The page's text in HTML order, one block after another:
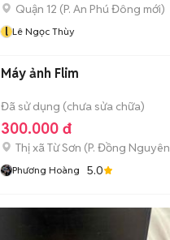
Quận 12 (P. An Phú Đông mới)
l Lê Ngọc Thùy
Máy ảnh Flim
Đã sử dụng (chưa sửa chữa)
300.000 đ
Thị xã Từ Sơn (P. Đồng Nguyên
Phương Hoàng 5.0